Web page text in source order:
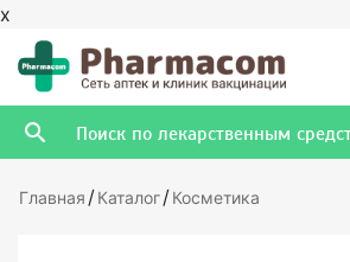
x
Главная /Каталог/Косметика